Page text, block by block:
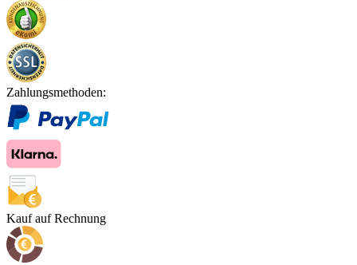
Zahlungsmethoden:
Kauf auf Rechnung